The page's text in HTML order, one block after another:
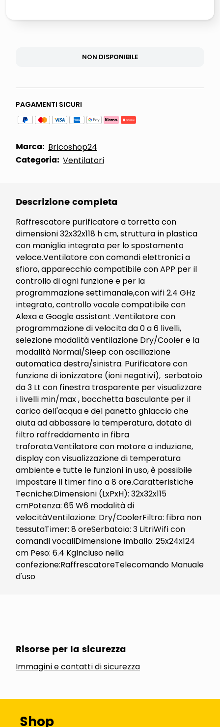
NON DISPONIBILE
PAGAMENTI SICURI
Marca: Bricoshop24
Categoria: Ventilatori
Descrizione completa
Raffrescatore purificatore a torretta con
dimensioni 32x32x118 h cm, struttura in plastica
con maniglia integrata per lo spostamento
veloce.Ventilatore con comandi elettronici a
sfioro, apparecchio compatibile con APP per il
controllo di ogni funzione e per la
programmazione settimanale,con wifi 2.4 GHz
integrato, controllo vocale compatibile con
Alexa e Google assistant .Ventilatore con
programmazione di velocita da 0 a 6 livelli,
selezione modalità ventilazione Dry/Cooler e la
modalità Normal/Sleep con oscillazione
automatica destra/sinistra. Purificatore con
funzione di ionizzatore (ioni negativi), serbatoio
da 3 Lt con finestra trasparente per visualizzare
i livelli min/max , bocchetta basculante per il
carico dell'acqua e del panetto ghiaccio che
aiuta ad abbassare la temperatura, dotato di
filtro raffreddamento in fibra
traforata.Ventilatore con motore a induzione,
display con visualizzazione di temperatura
ambiente e tutte le funzioni in uso, è possibile
impostare il timer fino a 8 ore.Caratteristiche
Tecniche:Dimensioni (LxPxH): 32x32x115
cmPotenza: 65 W6 modalità di
velocitàVentilazione: Dry/CoolerFiltro: fibra non
tessutaTimer: 8 oreSerbatoio: 3 LitriWifi con
comandi vocaliDimensione imballo: 25x24x124
cm Peso: 6.4 KgIncluso nella
confezione:RaffrescatoreTelecomando Manuale
d'uso
Risorse per la sicurezza
Immagini e contatti di sicurezza
Shop